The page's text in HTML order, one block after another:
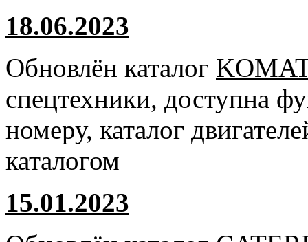
18.06.2023
Обновлён каталог
спецтехники, доступна
номеру, каталог
каталогом
15.01.2023